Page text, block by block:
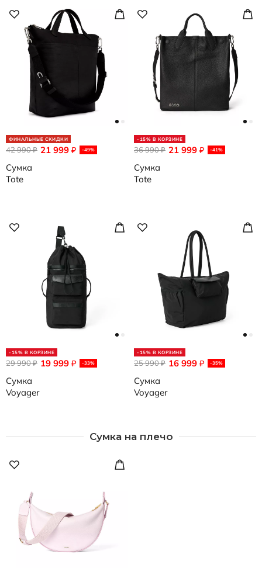
ФИНАЛЬНЫЕ СКИДКИ
21 999 ₽ -49%
42 990₽
Сумка
Tote
-15% В КОРЗИНЕ
21 999 ₽ -41%
36 990₽
Сумка
Tote
-15% В КОРЗИНЕ
19 999 ₽ -33%
29 990₽
Сумка
Voyager
-15% В КОРЗИНЕ
16 999 ₽ -35%
25 990₽
Сумка
Voyager
Сумка на плечо